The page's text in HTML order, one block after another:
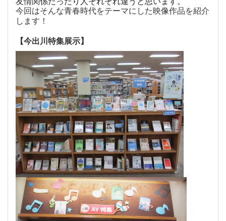
今回はそんな青春時代をテーマにした映像作品を紹介
します！
【今出川特集展示】